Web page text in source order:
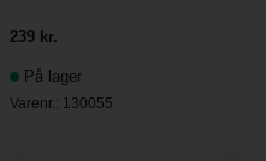
239 kr.
På lager
Varenr.: 130055